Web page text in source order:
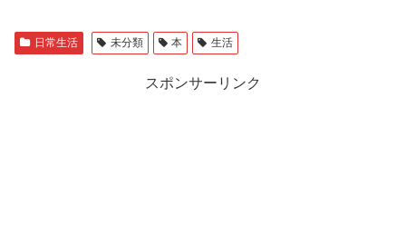
日常生活 未分類 本 生活
スポンサーリンク